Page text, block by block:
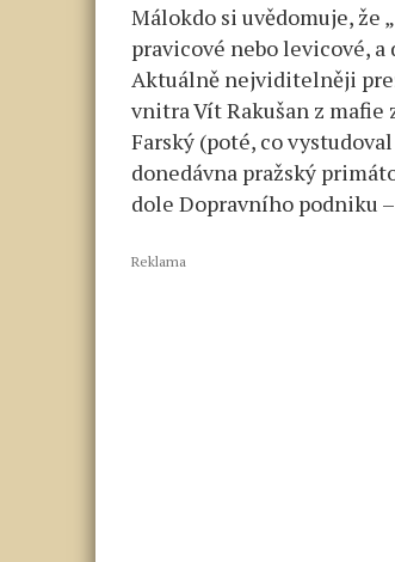
Málokdo si uvědomuje, že
pravicové nebo levicové,
Aktuálně nejviditelněji
vnitra Vít Rakušan z mafie
Farský (poté, co
donedávna pražský
dole Dopravního podniku
Reklama